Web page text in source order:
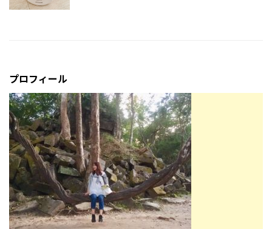
プロフィール